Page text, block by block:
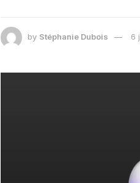
by Stéphanie Dubois 6